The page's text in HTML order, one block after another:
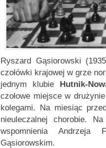
Ryszard Gąsiorowski
czołówki krajowej w grze
jednym klubie Hutnik-
czołowe miejsce w
kolegami. Na miesiąc
nieuleczalnej chorobie.
wspomnienia
Gąsiorowskim.